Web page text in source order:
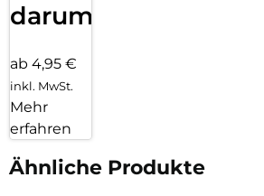
darum!
ab 4,95 €
inkl. MwSt.
Mehr
erfahren
Ähnliche Produkte